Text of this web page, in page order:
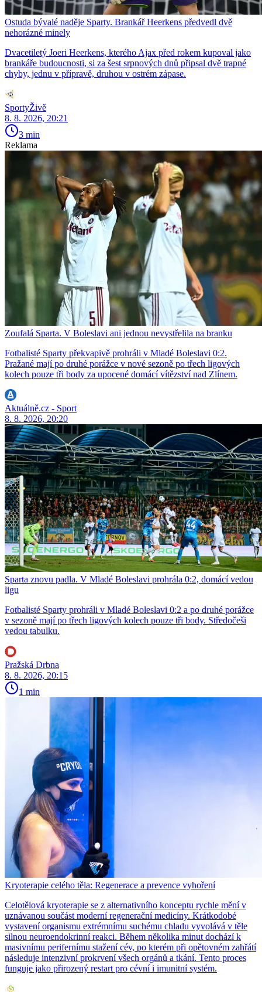
Ostuda bývalé naděje Sparty. Brankář Heerkens předvedl dvě
nehorázné minely
Dvacetiletý Joeri Heerkens, kterého Ajax před rokem kupoval jako
brankáře budoucnosti, si za šest srpnových dnů připsal dvě trapné
chyby, jednu v přípravě, druhou v ostrém zápase.
SportyŽivě
8. 8. 2026, 20:21
3 min
Reklama
Zoufalá Sparta. V Boleslavi ani jednou nevystřelila na branku
Fotbalisté Sparty překvapivě prohráli v Mladé Boleslavi 0:2.
Pražané mají po druhé porážce v nové sezoně po třech ligových
kolech pouze tři body za upocené domácí vítězství nad Zlínem.
Aktuálně.cz - Sport
8. 8. 2026, 20:20
Sparta znovu padla. V Mladé Boleslavi prohrála 0:2, domácí vedou
ligu
Fotbalisté Sparty prohráli v Mladé Boleslavi 0:2 a po druhé porážce
v sezoně mají po třech ligových kolech pouze tři body. Středočeši
vedou tabulku.
Pražská Drbna
8. 8. 2026, 20:15
1 min
Kryoterapie celého těla: Regenerace a prevence vyhoření
Celotělová kryoterapie se z alternativního konceptu rychle mění v
uznávanou součást moderní regenerační medicíny. Krátkodobé
vystavení organismu extrémnímu suchému chladu vyvolává v těle
silnou neuroendokrinní reakci. Během několika minut dochází k
masivnímu perifernímu stažení cév, po kterém při opětovném zahřátí
následuje intenzivní prokrvení všech orgánů a tkání. Tento proces
funguje jako přirozený restart pro cévní i imunitní systém.